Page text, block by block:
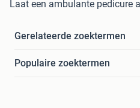
Laat een ambulante pedicure
Gerelateerde zoektermen
Populaire zoektermen